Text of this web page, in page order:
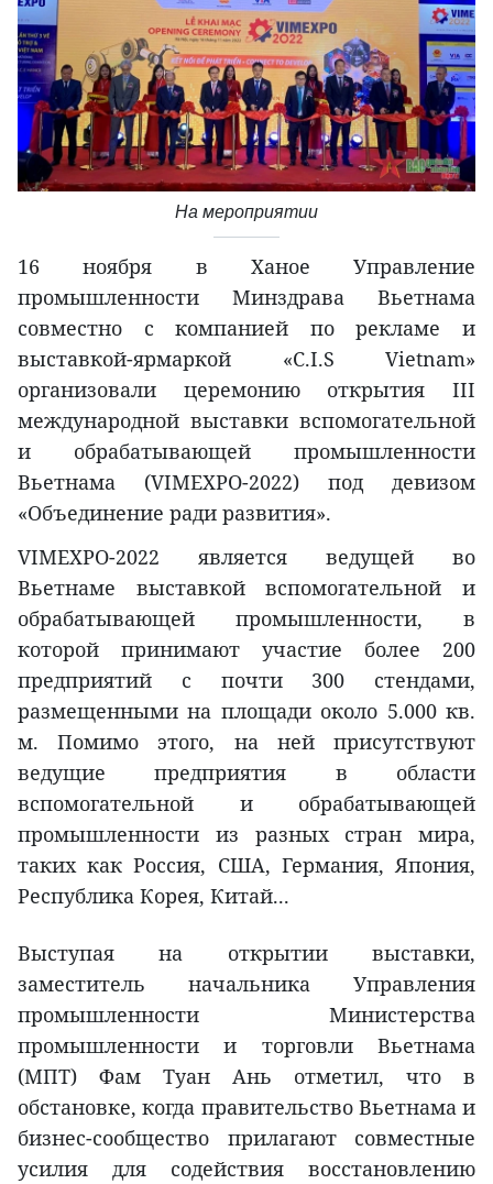
На мероприятии
16 ноября в Ханое Управление
промышленности Минздрава Вьетнама
совместно с компанией по рекламе и
выставкой-ярмаркой «C.I.S Vietnam»
организовали церемонию открытия III
международной выставки вспомогательной
и обрабатывающей промышленности
Вьетнама (VIMEXPO-2022) под девизом
«Объединение ради развития».
VIMEXPO-2022 является ведущей во
Вьетнаме выставкой вспомогательной и
обрабатывающей промышленности, в
которой принимают участие более 200
предприятий с почти 300 стендами,
размещенными на площади около 5.000 кв.
м. Помимо этого, на ней присутствуют
ведущие предприятия в области
вспомогательной и обрабатывающей
промышленности из разных стран мира,
таких как Россия, США, Германия, Япония,
Республика Корея, Китай...
Выступая на открытии выставки,
заместитель начальника Управления
промышленности Министерства
промышленности и торговли Вьетнама
(МПТ) Фам Туан Ань отметил, что в
обстановке, когда правительство Вьетнама и
бизнес-сообщество прилагают совместные
усилия для содействия восстановлению